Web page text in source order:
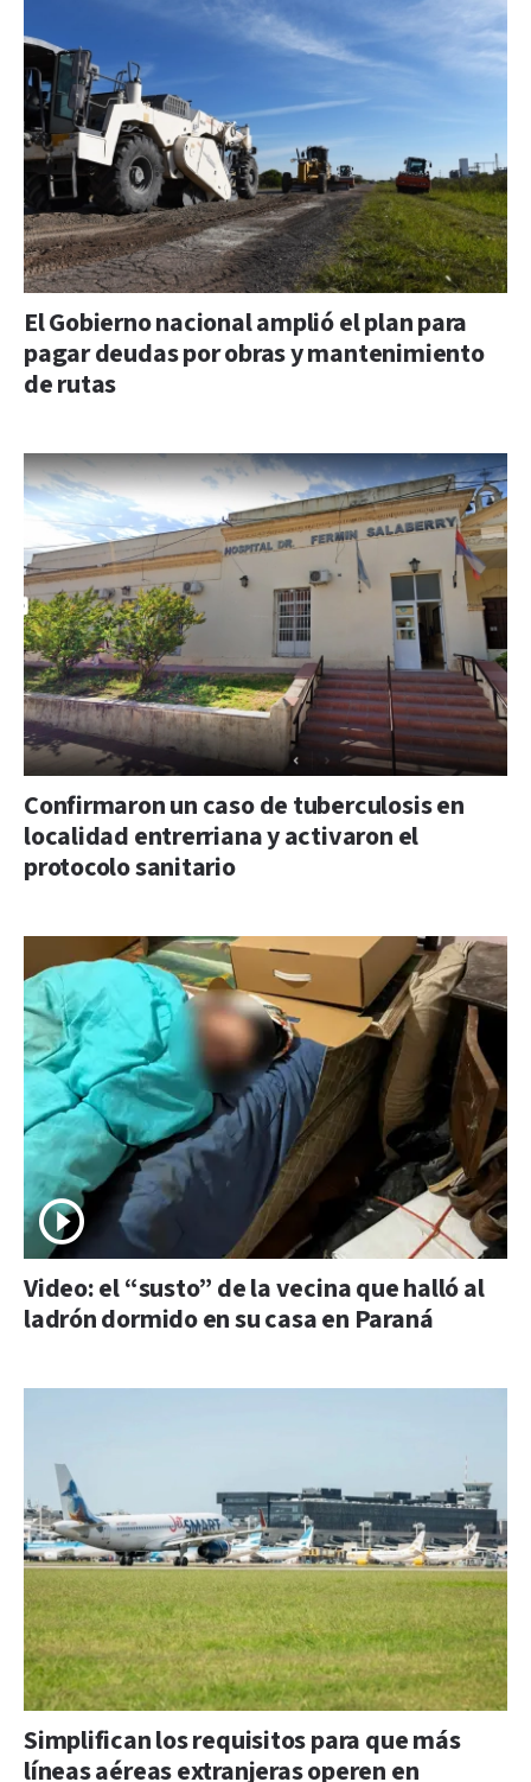
El Gobierno nacional amplió el plan para
pagar deudas por obras y mantenimiento
de rutas
Confirmaron un caso de tuberculosis en
localidad entrerriana y activaron el
protocolo sanitario
Video: el “susto” de la vecina que halló al
ladrón dormido en su casa en Paraná
Simplifican los requisitos para que más
líneas aéreas extranjeras operen en